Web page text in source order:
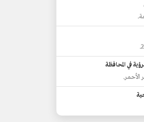
في المحافظة
الأحمر.